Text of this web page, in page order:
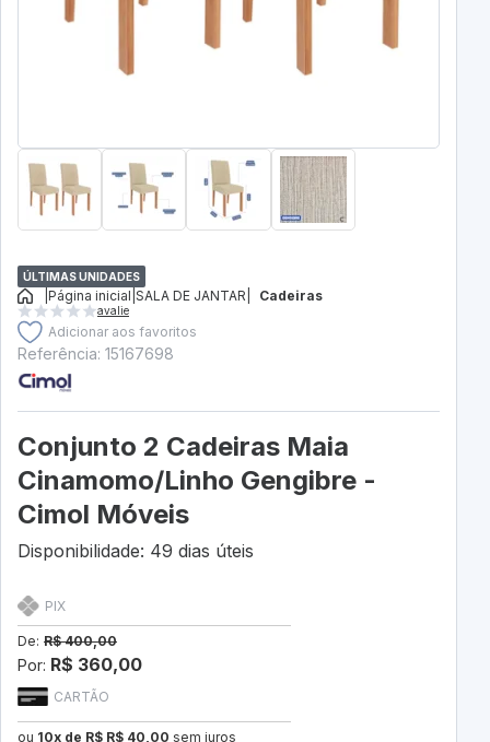
ÚLTIMAS UNIDADES
Página inicial SALA DE JANTAR Cadeiras
avalie
Adicionar aos favoritos
Referência: 15167698
Conjunto 2 Cadeiras Maia
Cinamomo/Linho Gengibre -
Cimol Móveis
Disponibilidade: 49 dias úteis
CARTÃO
ou 10x de R$ R$ 40,00 sem juros
PIX
De: R$ 400,00
Por: R$ 360,00